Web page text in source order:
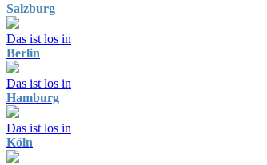
Salzburg
Das ist los in
Berlin
Das ist los in
Hamburg
Das ist los in
Köln